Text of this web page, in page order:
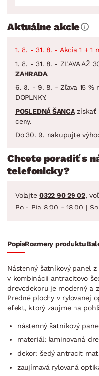
Aktuálne akcie
1. 8. - 31. 8. - Akcia 1 + 1
1. 8. - 31. 8. - ZĽAVA AŽ
ZAHRADA.
6. 8. - 9. 8. - Zľava 15 %
DOPLNKY.
POSLEDNÁ ŠANCAzískať
ceny.
Do 30. 9. nakupujte
Chcete poradiť s
telefonicky?
Volajte 0322 90 29 02,
Po - Pia 8:00 - 18:00 |
PopisRozmery produktu
Nástenný šatníkový panel
v kombinácii antracitovo
drevodekoru je moderný a
Predné plochy v rylovanej
efekt, ktorý zaujme na
nástenný šatníkový
materiál: laminovaná
dekor: šedý antracit
zaujímavá rylovaná